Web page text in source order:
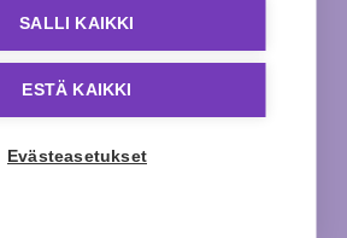
SALLI KAIKKI
ESTÄ KAIKKI
Evästeasetukset